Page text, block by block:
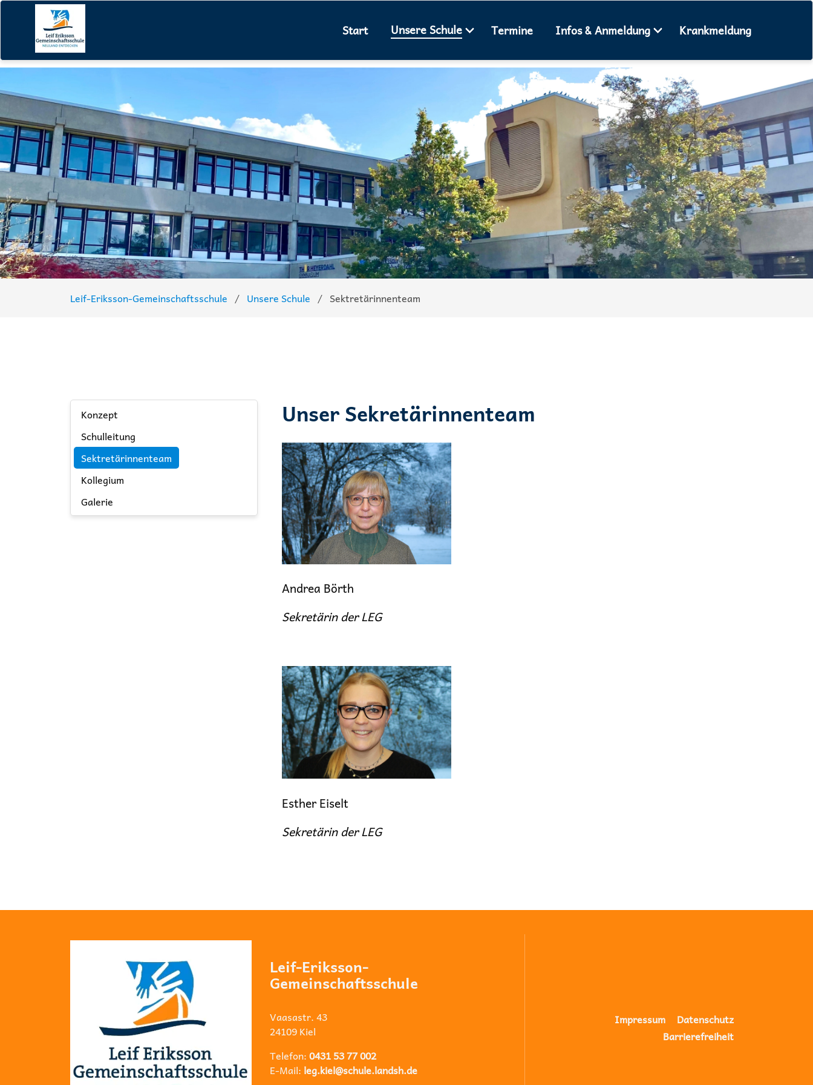
Navigation
überspringen
Start Unsere Schule Termine Infos & Anmeldung Krankmeldung
Leif-Eriksson-Gemeinschaftsschule Unsere Schule Sektretärinnenteam
Unser Sekretärinnenteam
Andrea Börth
Sekretärin der LEG
Esther Eiselt
Sekretärin der LEG
Navigation
überspringen
Konzept
Schulleitung
Sektretärinnenteam
Kollegium
Galerie
Leif-Eriksson-
Gemeinschaftsschule
Vaasastr. 43
24109 Kiel
Telefon:0431 53 77 002
E-Mail: leg.kiel@schule.landsh.de
Impressum
Datenschutz
Barrierefreiheit